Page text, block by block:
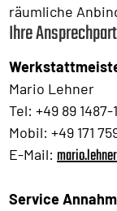
räumliche
Ihre
Mario Lehner
Tel: +49 89 1487-
Mobil: +49 171
E-Mail:
Service